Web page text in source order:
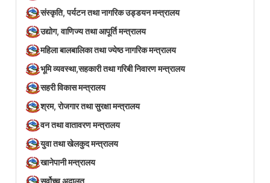
संस्कृति, पर्यटन तथा नागरिक उड्डयन मन्त्रालय
उद्योग, वाणिज्य तथा आपूर्ति मन्त्रालय
महिला बालबालिका तथा ज्येष्ठ नागरिक मन्त्रालय
भूमि व्यवस्था,सहकारी तथा गरिबी निवारण मन्त्रालय
सहरी विकास मन्त्रालय
श्रम, रोजगार तथा सुरक्षा मन्त्रालय
वन तथा वातावरण मन्त्रालय
युवा तथा खेलकुद मन्त्रालय
खानेपानी मन्त्रालय